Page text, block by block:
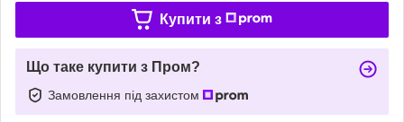
Купити з
Що таке купити з Пром?
Замовлення під захистом